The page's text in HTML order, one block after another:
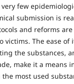
few
submission is
and reforms
victims. The ease
the substances,
make it a means
most used